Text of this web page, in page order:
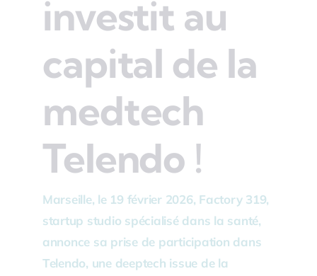
investit au
capital de la
medtech
Telendo !
Marseille, le 19 février 2026, Factory 319,
startup studio spécialisé dans la santé,
annonce sa prise de participation dans
Telendo, une deeptech issue de la